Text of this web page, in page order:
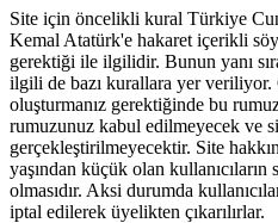
Site için öncelikli kural Türkiye
Kemal Atatürk'e hakaret içerikli
gerektiği ile ilgilidir. Bunun yanı
ilgili de bazı kurallara yer
oluşturmanız gerektiğinde bu
rumuzunuz kabul edilmeyecek ve
gerçekleştirilmeyecektir. Site
yaşından küçük olan kullanıcıların
olmasıdır. Aksi durumda
iptal edilerek üyelikten çıkarılırlar.